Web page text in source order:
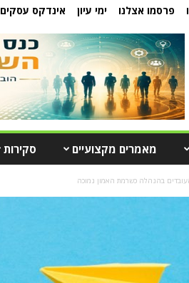
פרסמו אצלנו ימי עיון אינדקס עסקים
מאמרים מקצועיים סקירות